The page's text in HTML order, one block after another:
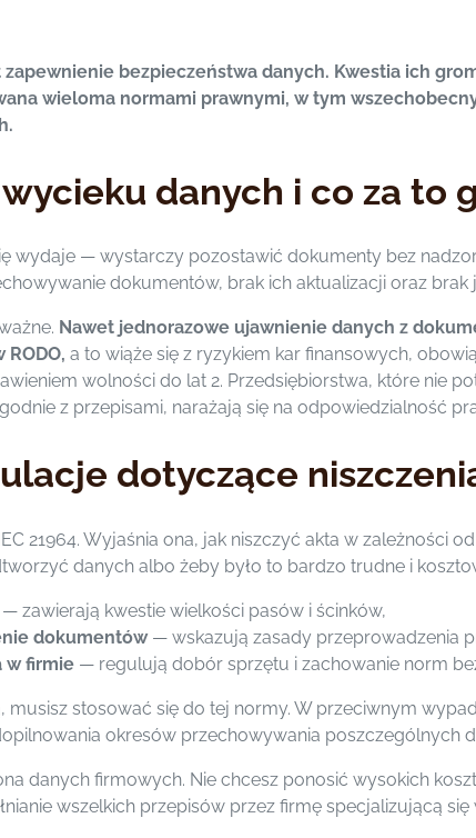
bezpieczeństwa danych. Kwestia ich
wieloma normami prawnymi, w tym
danych i co za to
wydaje — wystarczy pozostawić dokumenty bez
dokumentów, brak ich aktualizacji oraz brak
Nawet jednorazowe ujawnienie danych z
a to wiąże się z ryzykiem kar finansowych,
wolności do lat 2. Przedsiębiorstwa, które nie
z przepisami, narażają się na odpowiedzialność
dotyczące
21964. Wyjaśnia ona, jak niszczyć akta w zależności
danych albo żeby było to bardzo trudne i
— zawierają kwestie wielkości pasów i ścinków,
dokumentów — wskazują zasady przeprowadzenia
w firmie — regulują dobór sprzętu i zachowanie norm
stosować się do tej normy. W przeciwnym
okresów przechowywania poszczególnych
danych firmowych. Nie chcesz ponosić wysokich
wszelkich przepisów przez firmę specjalizującą się